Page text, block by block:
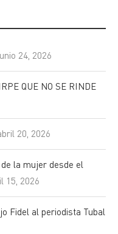
24, 2026
QUE NO SE RINDE
20, 2026
la mujer desde el
15, 2026
Fidel al periodista Tubal